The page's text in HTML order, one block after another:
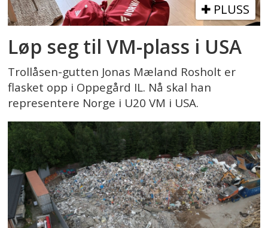
PLUSS
Løp seg til VM-plass i USA
Trollåsen-gutten Jonas Mæland Rosholt er
flasket opp i Oppegård IL. Nå skal han
representere Norge i U20 VM i USA.